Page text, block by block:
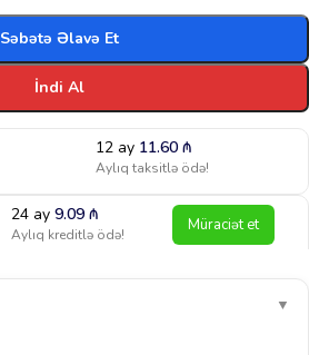
Səbətə Əlavə Et
İndi Al
12 ay 11.60 ₼
Aylıq taksitlə ödə!
24 ay9.09₼
Aylıq kreditlə ödə! Müraciət et
▼